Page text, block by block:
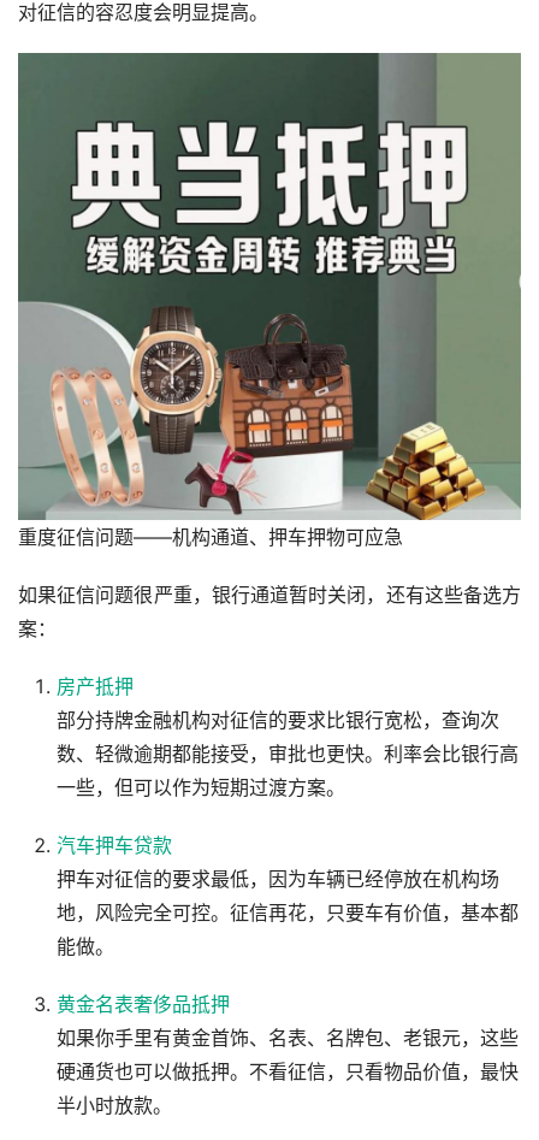
对征信的容忍度会明显提高。
重度征信问题——机构通道、押车押物可应急
如果征信问题很严重，银行通道暂时关闭，还有这些备选方
案：
房产抵押
部分持牌金融机构对征信的要求比银行宽松，查询次
数、轻微逾期都能接受，审批也更快。利率会比银行高
一些，但可以作为短期过渡方案。
汽车押车贷款
押车对征信的要求最低，因为车辆已经停放在机构场
地，风险完全可控。征信再花，只要车有价值，基本都
能做。
黄金名表奢侈品抵押
如果你手里有黄金首饰、名表、名牌包、老银元，这些
硬通货也可以做抵押。不看征信，只看物品价值，最快
半小时放款。